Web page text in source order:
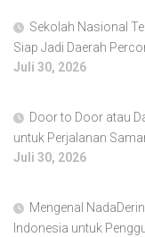
Sekolah Nasional
Siap Jadi Daerah
Juli 30, 2026
Door to Door atau
untuk Perjalanan
Juli 30, 2026
Mengenal
Indonesia untuk